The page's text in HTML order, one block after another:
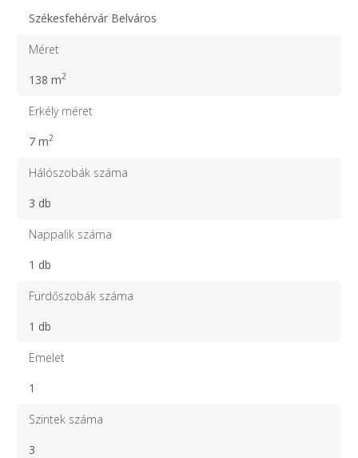
Székesfehérvár Belváros
Méret
138 m2
Erkély méret
7 m2
Hálószobák száma
3 db
Nappalik száma
1 db
Fürdőszobák száma
1 db
Emelet
1
Szintek száma
3